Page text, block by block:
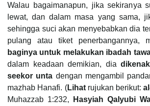
Walau bagaimanapun, jika sekiranya
lewat, dan dalam masa yang sama,
sehingga suci akan menyebabkan dia
pulang atau tiket penerbangannya,
baginya untuk melakukan ibadah
dalam keadaan demikian, dia
seekor unta dengan mengambil
mazhab Hanafi. (Lihatrujukan berikut:
Muhazzab 1:232,
Hasyiah Qalyubi